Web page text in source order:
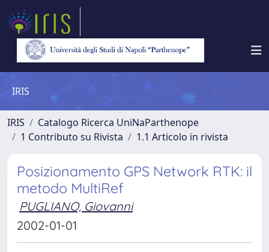
IRIS
IRIS
Catalogo Ricerca UniNaParthenope
1 Contributo su Rivista
1.1 Articolo in rivista
Posizionamento GPS Network RTK: il
metodo MultiRef
PUGLIANO, Giovanni
2002-01-01